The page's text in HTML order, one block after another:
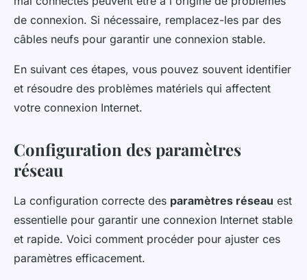
de connexion. Si nécessaire, remplacez-les par des
câbles neufs pour garantir une connexion stable.
En suivant ces étapes, vous pouvez souvent identifier
et résoudre des problèmes matériels qui affectent
votre connexion Internet.
Configuration des paramètres
réseau
La configuration correcte des paramètres réseau est
essentielle pour garantir une connexion Internet stable
et rapide. Voici comment procéder pour ajuster ces
paramètres efficacement.